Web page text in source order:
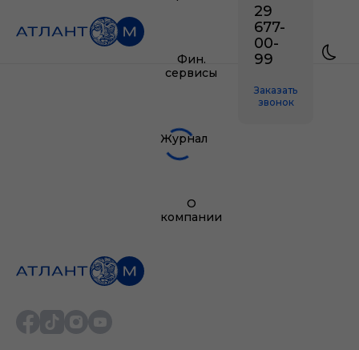
Фин.
сервисы
Журнал
О
компании
29
677-
00-
99
Заказать
звонок